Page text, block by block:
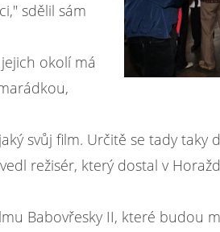
sdělil sám
okolí má
svůj film. Určitě se tady taky
režisér, který dostal v
Babovřesky II, které budou